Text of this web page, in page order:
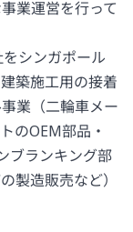
業運営を行って
シンガポール
築施工用の接着
業（二輪車メー
のOEM部品・
ブランキング部
製造販売など）